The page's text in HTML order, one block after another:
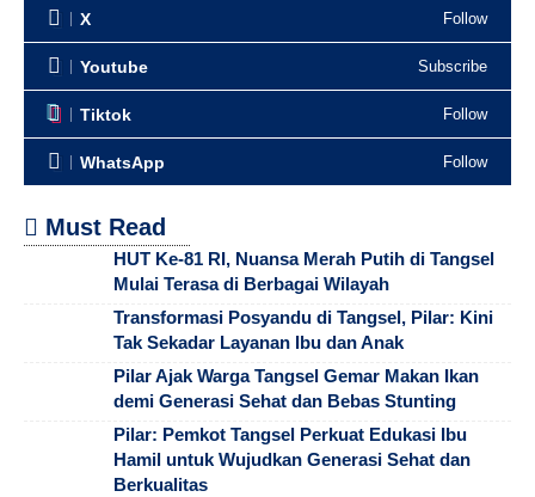
X Follow
Youtube Subscribe
Tiktok Follow
WhatsApp Follow
Must Read
HUT Ke-81 RI, Nuansa Merah Putih di Tangsel
Mulai Terasa di Berbagai Wilayah
Transformasi Posyandu di Tangsel, Pilar: Kini
Tak Sekadar Layanan Ibu dan Anak
Pilar Ajak Warga Tangsel Gemar Makan Ikan
demi Generasi Sehat dan Bebas Stunting
Pilar: Pemkot Tangsel Perkuat Edukasi Ibu
Hamil untuk Wujudkan Generasi Sehat dan
Berkualitas